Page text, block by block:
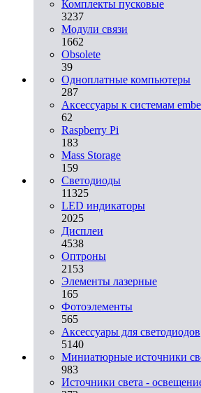
Комплекты пусковые
3237
Модули связи
1662
Obsolete
39
Одноплатные компьютеры
287
Аксессуары к системам
62
Raspberry Pi
183
Mass Storage
159
Светодиоды
11325
LED индикаторы
2025
Дисплеи
4538
Оптроны
2153
Элементы лазерные
165
Фотоэлементы
565
Аксессуары для светодиодов
5140
Миниатюрные источники
983
Источники света -